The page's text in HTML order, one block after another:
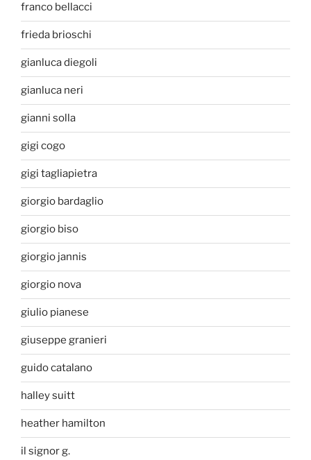
franco bellacci
frieda brioschi
gianluca diegoli
gianluca neri
gianni solla
gigi cogo
gigi tagliapietra
giorgio bardaglio
giorgio biso
giorgio jannis
giorgio nova
giulio pianese
giuseppe granieri
guido catalano
halley suitt
heather hamilton
il signor g.